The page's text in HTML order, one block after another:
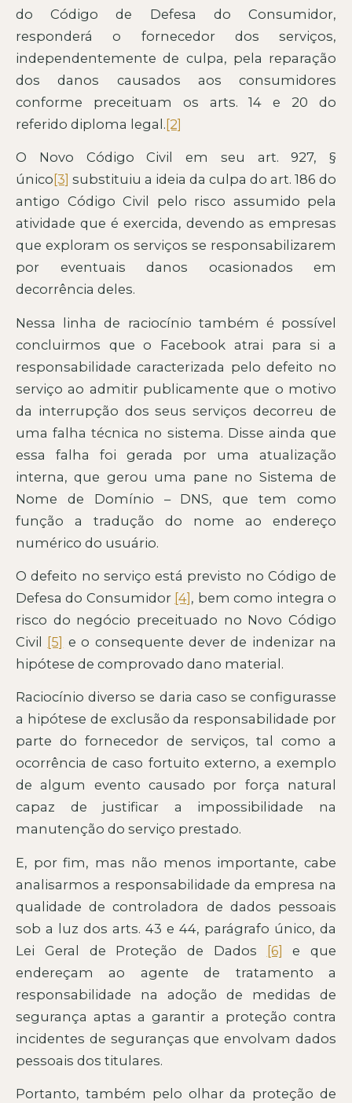
do Código de Defesa do Consumidor,
responderá o fornecedor dos serviços,
independentemente de culpa, pela reparação
dos danos causados aos consumidores
conforme preceituam os arts. 14 e 20 do
referido diploma legal.[2]
O Novo Código Civil em seu art. 927, §
único [3] substituiu a ideia da culpa do art. 186 do
antigo Código Civil pelo risco assumido pela
atividade que é exercida, devendo as empresas
que exploram os serviços se responsabilizarem
por eventuais danos ocasionados em
decorrência deles.
Nessa linha de raciocínio também é possível
concluirmos que o Facebook atrai para si a
responsabilidade caracterizada pelo defeito no
serviço ao admitir publicamente que o motivo
da interrupção dos seus serviços decorreu de
uma falha técnica no sistema. Disse ainda que
essa falha foi gerada por uma atualização
interna, que gerou uma pane no Sistema de
Nome de Domínio – DNS, que tem como
função a tradução do nome ao endereço
numérico do usuário.
O defeito no serviço está previsto no Código de
Defesa do Consumidor [4], bem como integra o
risco do negócio preceituado no Novo Código
Civil [5] e o consequente dever de indenizar na
hipótese de comprovado dano material.
Raciocínio diverso se daria caso se configurasse
a hipótese de exclusão da responsabilidade por
parte do fornecedor de serviços, tal como a
ocorrência de caso fortuito externo, a exemplo
de algum evento causado por força natural
capaz de justificar a impossibilidade na
manutenção do serviço prestado.
E, por fim, mas não menos importante, cabe
analisarmos a responsabilidade da empresa na
qualidade de controladora de dados pessoais
sob a luz dos arts. 43 e 44, parágrafo único, da
Lei Geral de Proteção de Dados [6] e que
endereçam ao agente de tratamento a
responsabilidade na adoção de medidas de
segurança aptas a garantir a proteção contra
incidentes de seguranças que envolvam dados
pessoais dos titulares.
Portanto, também pelo olhar da proteção de